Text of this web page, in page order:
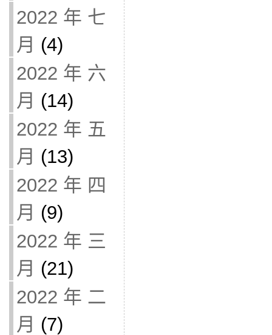
2022 年 七
月 (4)
2022 年 六
月 (14)
2022 年 五
月 (13)
2022 年 四
月 (9)
2022 年 三
月 (21)
2022 年 二
月 (7)